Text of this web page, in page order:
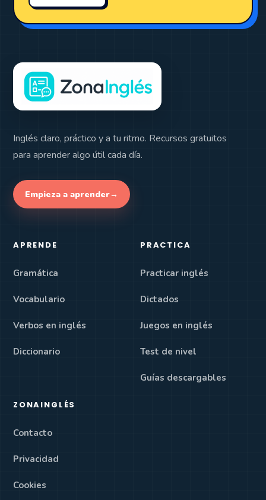
Inglés claro, práctico y a tu ritmo. Recursos gratuitos
para aprender algo útil cada día.
Empieza a aprender→
APRENDE
Gramática
Vocabulario
Verbos en inglés
Diccionario
PRACTICA
Practicar inglés
Dictados
Juegos en inglés
Test de nivel
Guías descargables
ZONAINGLÉS
Contacto
Privacidad
Cookies